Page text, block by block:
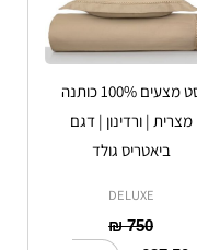
סט מצעים 100% כותנה
מצרית | ורדינון | דגם
ביאטריס גולד
DELUXE
₪750
לבחור
את
האפשרויות
בעמוד
המוצר